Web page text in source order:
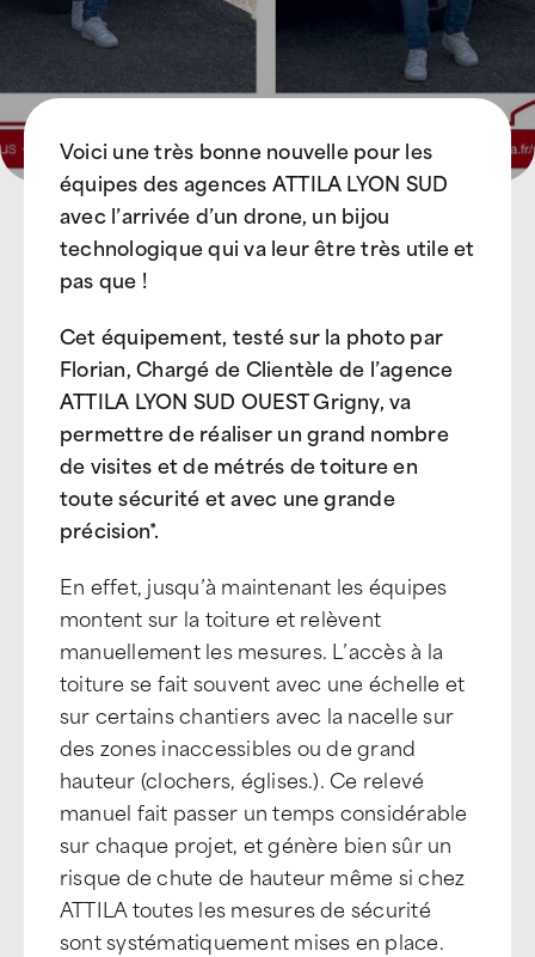
Voici une très bonne nouvelle pour les
équipes des agences ATTILA LYON SUD
avec l’arrivée d’un drone, un bijou
technologique qui va leur être très utile et
pas que !
Cet équipement, testé sur la photo par
Florian, Chargé de Clientèle de l’agence
ATTILA LYON SUD OUEST Grigny, va
permettre de réaliser un grand nombre
de visites et de métrés de toiture en
toute sécurité et avec une grande
précision*.
En effet, jusqu’à maintenant les équipes
montent sur la toiture et relèvent
manuellement les mesures. L’accès à la
toiture se fait souvent avec une échelle et
sur certains chantiers avec la nacelle sur
des zones inaccessibles ou de grand
hauteur (clochers, églises.). Ce relevé
manuel fait passer un temps considérable
sur chaque projet, et génère bien sûr un
risque de chute de hauteur même si chez
ATTILA toutes les mesures de sécurité
sont systématiquement mises en place.